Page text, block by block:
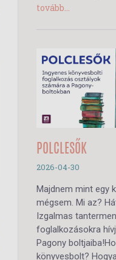
tovább...
POLCLESŐK
2026-04-30
Majdnem mint egy
mégsem. Mi az?
Izgalmas
foglalkozásokra
Pagony
könyvesbolt?